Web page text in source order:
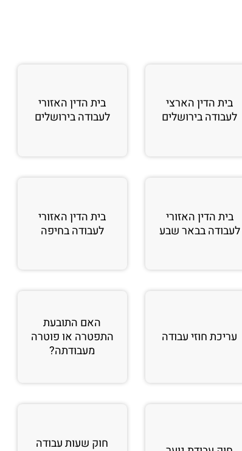
בית הדין הארצי
לעבודה בירושלים
בית הדין האזורי
לעבודה בירושלים
בית הדין האזורי
לעבודה בבאר שבע
בית הדין האזורי
לעבודה בחיפה
עריכת חוזי עבודה
האם התובעת
התפטרה או פוטרה
מעבודתה?
חוק שעות עבודה